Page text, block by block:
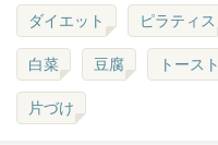
ダイエット ピラティス
白菜 豆腐 トースト
片づけ